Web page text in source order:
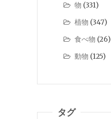
物 (331)
植物 (347)
食べ物 (26)
動物 (125)
タグ